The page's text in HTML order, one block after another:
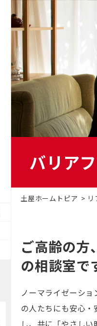
提案力
技術力
デザイン
満足度向上
リフォームの流れ
中古リノベ
古民家／町
非住宅リノ
リフォーム
首都圏
北海道
東北
近畿
九州
バリア
土屋ホームトピア
ご高齢の方
の相談室で
ノーマライゼーシ
の人たちにも安心